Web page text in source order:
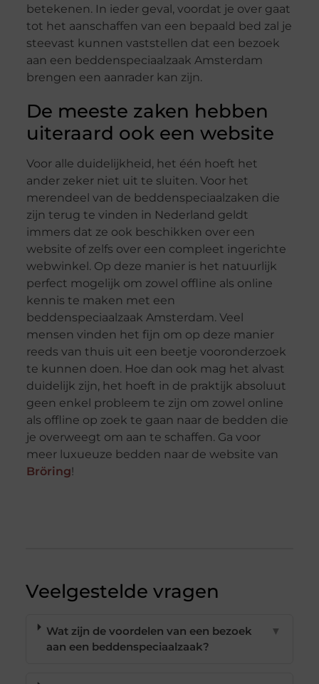
betekenen. In ieder geval, voordat je over gaat
tot het aanschaffen van een bepaald bed zal je
steevast kunnen vaststellen dat een bezoek
aan een beddenspeciaalzaak Amsterdam
brengen een aanrader kan zijn.
De meeste zaken hebben
uiteraard ook een website
Voor alle duidelijkheid, het één hoeft het
ander zeker niet uit te sluiten. Voor het
merendeel van de beddenspeciaalzaken die
zijn terug te vinden in Nederland geldt
immers dat ze ook beschikken over een
website of zelfs over een compleet ingerichte
webwinkel. Op deze manier is het natuurlijk
perfect mogelijk om zowel offline als online
kennis te maken met een
beddenspeciaalzaak Amsterdam. Veel
mensen vinden het fijn om op deze manier
reeds van thuis uit een beetje vooronderzoek
te kunnen doen. Hoe dan ook mag het alvast
duidelijk zijn, het hoeft in de praktijk absoluut
geen enkel probleem te zijn om zowel online
als offline op zoek te gaan naar de bedden die
je overweegt om aan te schaffen. Ga voor
meer luxueuze bedden naar de website van
Bröring!
Veelgestelde vragen
Wat zijn de voordelen van een bezoek
aan een beddenspeciaalzaak?
▼